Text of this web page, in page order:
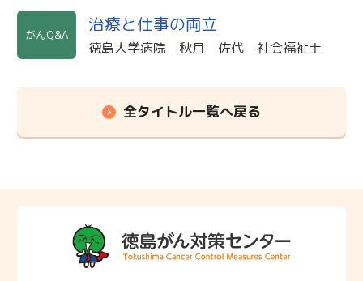
がんQ&A 治療と仕事の両立
徳島大学病院 秋月 佐代 社会福祉士
全タイトル一覧へ戻る